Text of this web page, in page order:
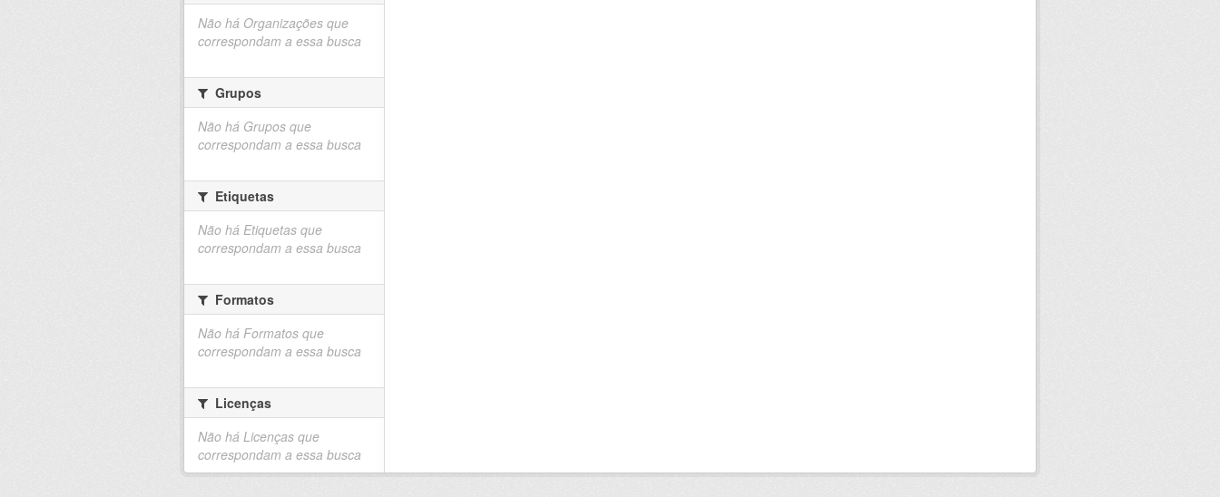
Não há Organizações que
correspondam a essa busca
Grupos
Não há Grupos que
correspondam a essa busca
Etiquetas
Não há Etiquetas que
correspondam a essa busca
Formatos
Não há Formatos que
correspondam a essa busca
Licenças
Não há Licenças que
correspondam a essa busca